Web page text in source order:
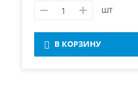
шт
В КОРЗИНУ